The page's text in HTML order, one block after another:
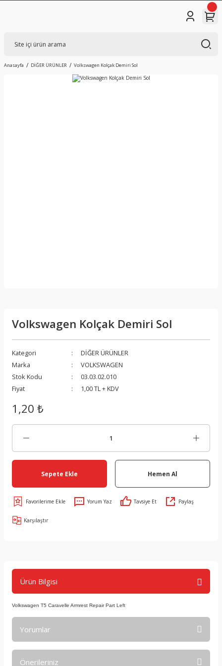
Anasayfa DİĞER ÜRÜNLER Volkswagen Kolçak Demiri Sol
Volkswagen Kolçak Demiri Sol
Kategori
DİĞER ÜRÜNLER
Marka
VOLKSWAGEN
Stok Kodu
03.03.02.010
Fiyat
1,00 TL + KDV
1,20 ₺
Sepete Ekle Hemen Al
Yorum Yaz Tavsiye Et Paylaş
Karşılaştır
Ürün Bilgisi
Volkswagen T5 Caravelle Armrest Repair Part Left
Yorumlar
Önerileriniz